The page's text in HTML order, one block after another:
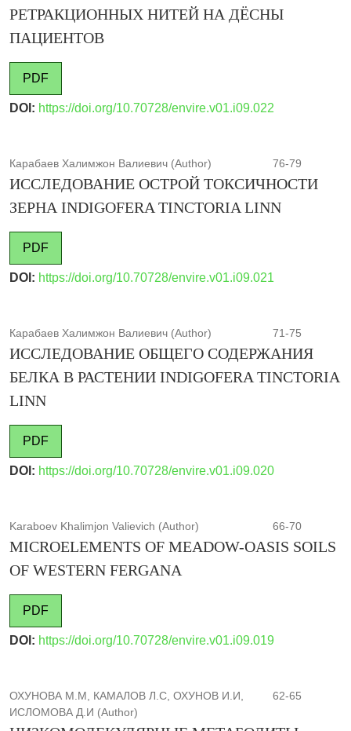
РЕТРАКЦИОННЫХ НИТЕЙ НА ДЁСНЫ
ПАЦИЕНТОВ
PDF
DOI: https://doi.org/10.70728/envire.v01.i09.022
Карабаев Халимжон Валиевич (Author) 76-79
ИССЛЕДОВАНИЕ ОСТРОЙ ТОКСИЧНОСТИ
ЗЕРНА INDIGOFERA TINCTORIA LINN
PDF
DOI: https://doi.org/10.70728/envire.v01.i09.021
Карабаев Халимжон Валиевич (Author) 71-75
ИССЛЕДОВАНИЕ ОБЩЕГО СОДЕРЖАНИЯ
БЕЛКА В РАСТЕНИИ INDIGOFERA TINCTORIA
LINN
PDF
DOI: https://doi.org/10.70728/envire.v01.i09.020
Karaboev Khalimjon Valievich (Author) 66-70
MICROELEMENTS OF MEADOW-OASIS SOILS
OF WESTERN FERGANA
PDF
DOI: https://doi.org/10.70728/envire.v01.i09.019
ОХУНОВА М.М, КАМАЛОВ Л.С, ОХУНОВ И.И,
ИСЛОМОВА Д.И (Author)
62-65